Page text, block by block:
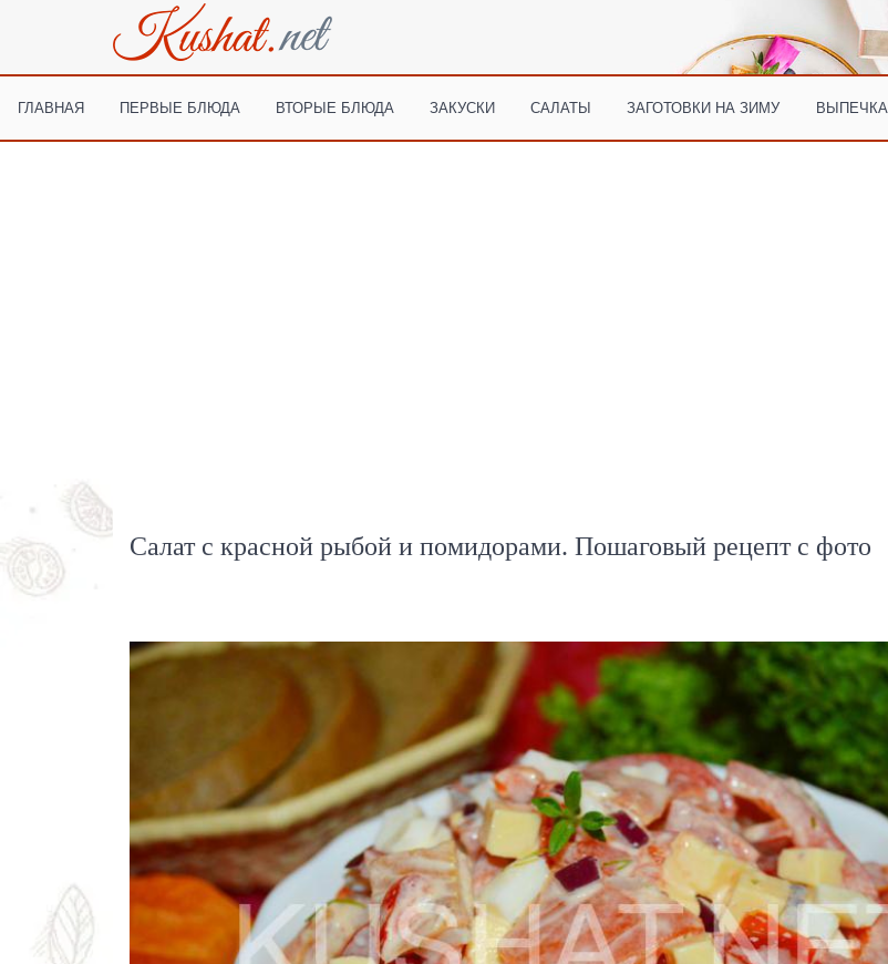
ГЛАВНАЯ ПЕРВЫЕ БЛЮДА ВТОРЫЕ БЛЮДА ЗАКУСКИ САЛАТЫ ЗАГОТОВКИ НА ЗИМУ ВЫПЕЧКА
Салат с красной рыбой и помидорами. Пошаговый рецепт с фото